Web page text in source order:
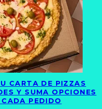
CARTA DE PIZZAS
Y SUMA OPCIONES
PEDIDO